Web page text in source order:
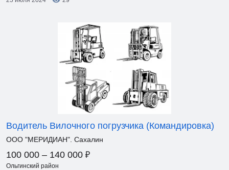
Водитель Вилочного погрузчика (Командировка)
ООО "МЕРИДИАН". Сахалин
100 000 – 140 000 ₽
Ольгинский район